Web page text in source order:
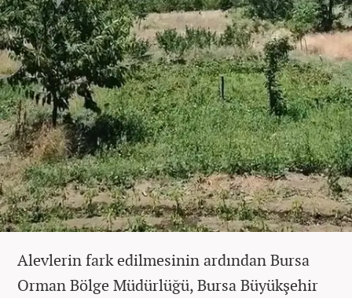
Alevlerin fark edilmesinin ardından Bursa
Orman Bölge Müdürlüğü, Bursa Büyükşehir